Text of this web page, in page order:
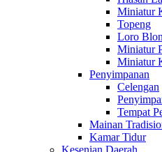
Miniatur
Topeng
Loro
Miniatur
Miniatur
Penyimpanan
Celengan
Tempat
Mainan
Kamar Tidur
Kesenian Daerah